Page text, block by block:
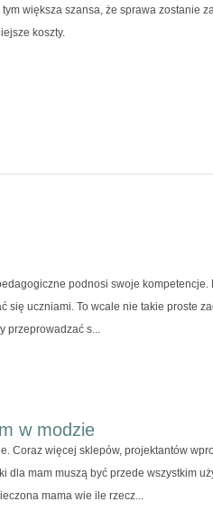
większa szansa, że sprawa zostanie
koszty.
podnosi swoje
uczniami. To wcale nie takie proste
przeprowadzać s...
w modzie
Coraz więcej sklepów, projektantów
dla mam muszą być przede wszystkim
mama wie ile rzecz...